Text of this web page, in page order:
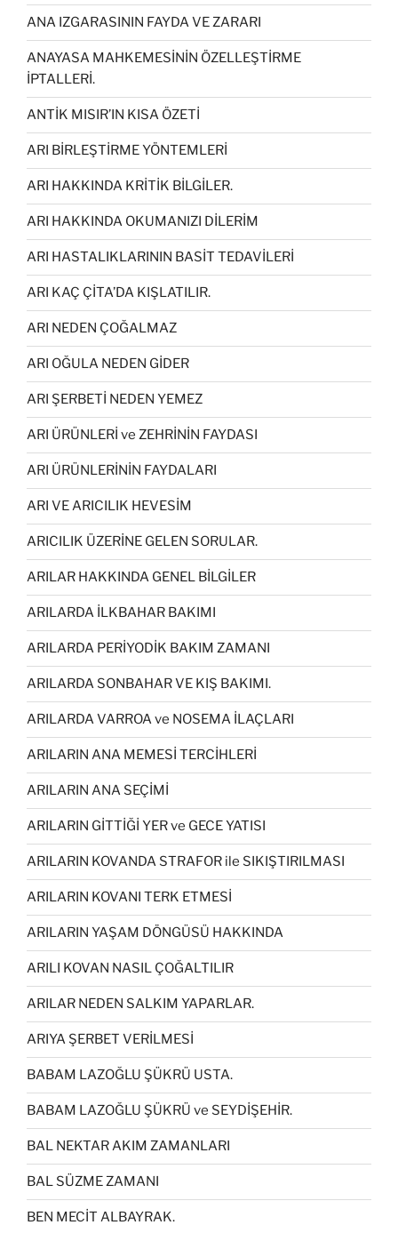
ANA IZGARASININ FAYDA VE ZARARI
ANAYASA MAHKEMESİNİN ÖZELLEŞTİRME
İPTALLERİ.
ANTİK MISIR’IN KISA ÖZETİ
ARI BİRLEŞTİRME YÖNTEMLERİ
ARI HAKKINDA KRİTİK BİLGİLER.
ARI HAKKINDA OKUMANIZI DİLERİM
ARI HASTALIKLARININ BASİT TEDAVİLERİ
ARI KAÇ ÇİTA’DA KIŞLATILIR.
ARI NEDEN ÇOĞALMAZ
ARI OĞULA NEDEN GİDER
ARI ŞERBETİ NEDEN YEMEZ
ARI ÜRÜNLERİ ve ZEHRİNİN FAYDASI
ARI ÜRÜNLERİNİN FAYDALARI
ARI VE ARICILIK HEVESİM
ARICILIK ÜZERİNE GELEN SORULAR.
ARILAR HAKKINDA GENEL BİLGİLER
ARILARDA İLKBAHAR BAKIMI
ARILARDA PERİYODİK BAKIM ZAMANI
ARILARDA SONBAHAR VE KIŞ BAKIMI.
ARILARDA VARROA ve NOSEMA İLAÇLARI
ARILARIN ANA MEMESİ TERCİHLERİ
ARILARIN ANA SEÇİMİ
ARILARIN GİTTİĞİ YER ve GECE YATISI
ARILARIN KOVANDA STRAFOR ile SIKIŞTIRILMASI
ARILARIN KOVANI TERK ETMESİ
ARILARIN YAŞAM DÖNGÜSÜ HAKKINDA
ARILI KOVAN NASIL ÇOĞALTILIR
ARILAR NEDEN SALKIM YAPARLAR.
ARIYA ŞERBET VERİLMESİ
BABAM LAZOĞLU ŞÜKRÜ USTA.
BABAM LAZOĞLU ŞÜKRÜ ve SEYDİŞEHİR.
BAL NEKTAR AKIM ZAMANLARI
BAL SÜZME ZAMANI
BEN MECİT ALBAYRAK.